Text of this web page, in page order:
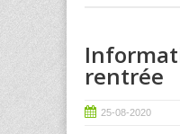
rentrée
25-08-2020